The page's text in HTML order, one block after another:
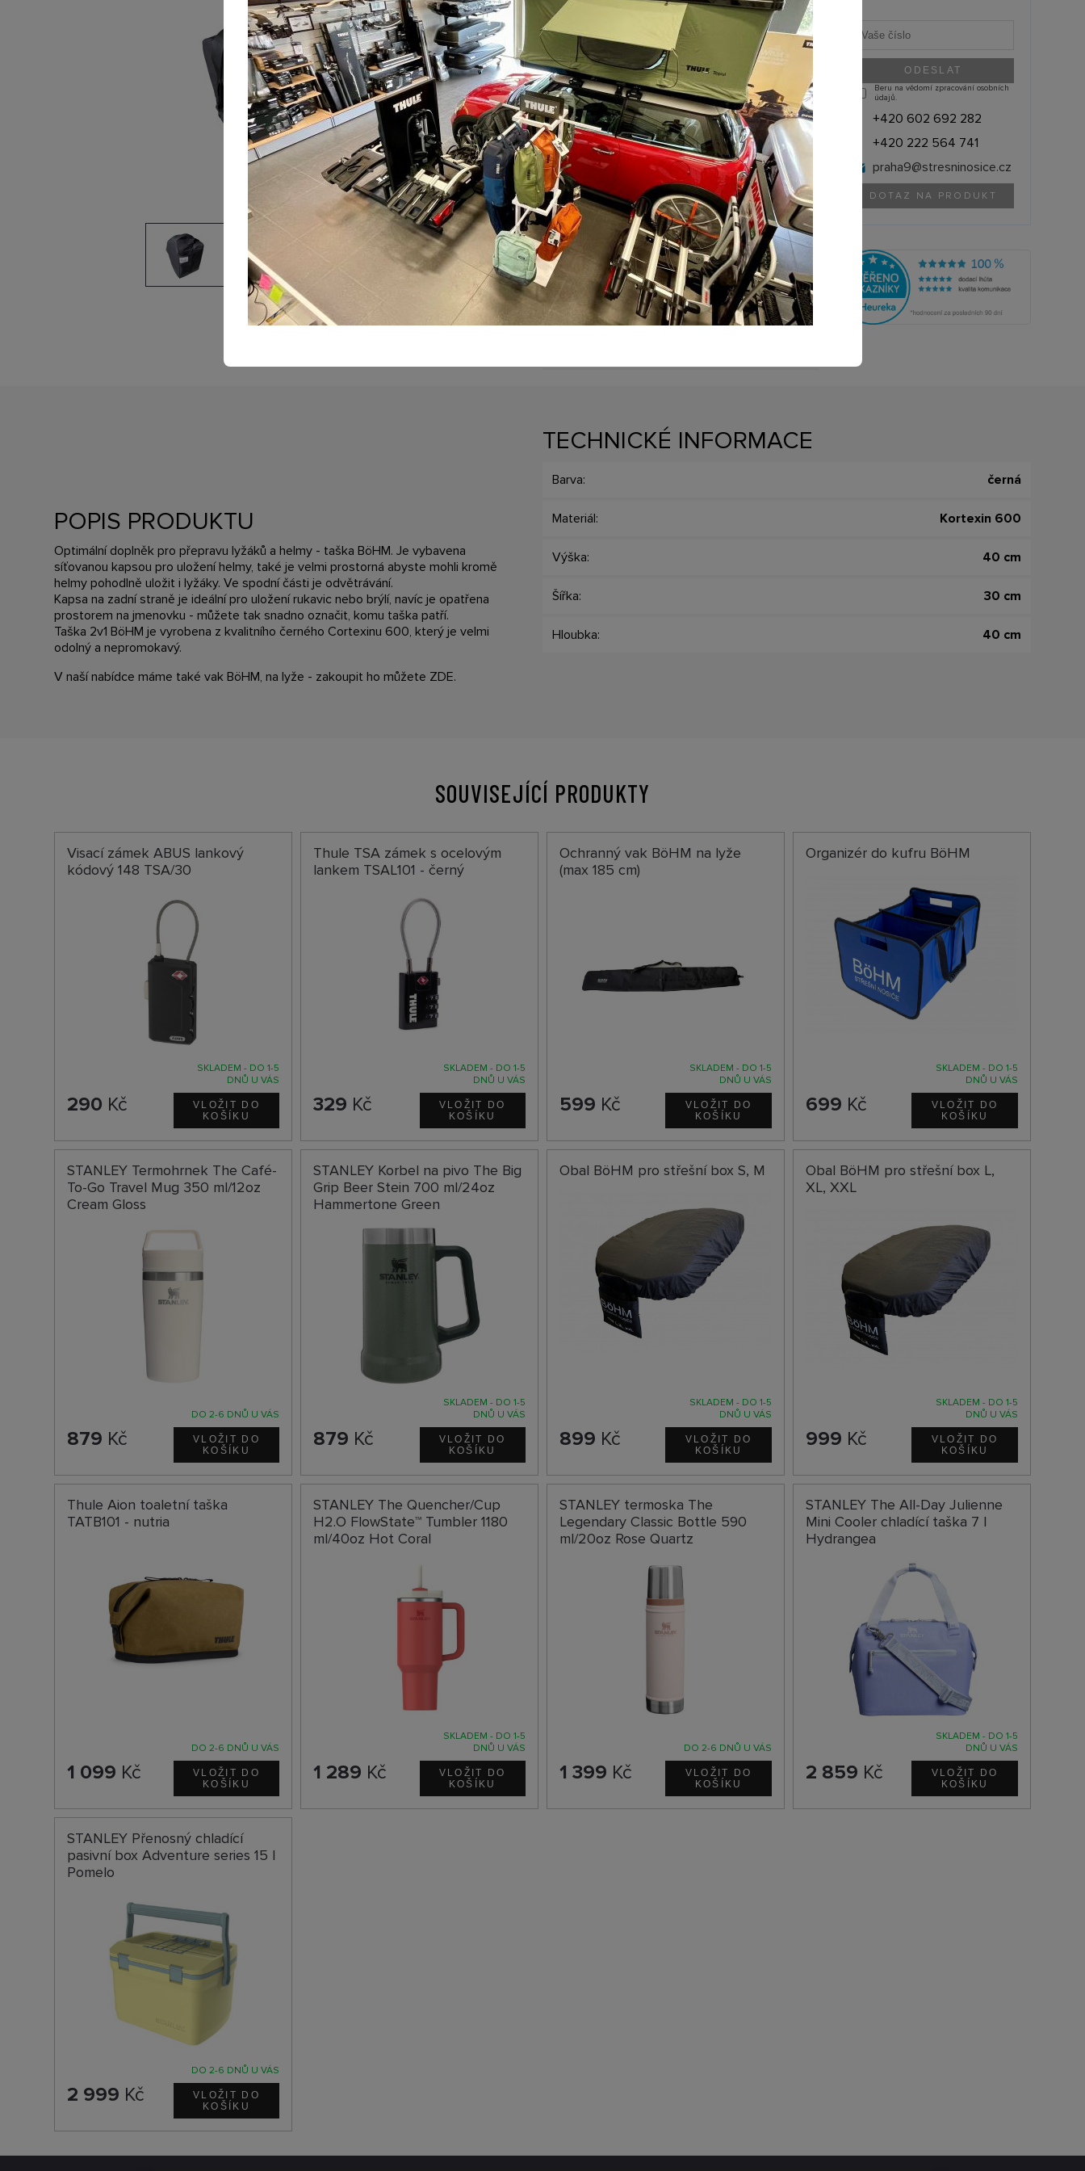
SKLADEM - DO 1-5 DNŮ U VÁS
– +
Beru na vědomí zpracování osobních
údajů.
+420 602 692 282
+420 222 564 741
praha9@stresninosice.cz
DOTAZ NA PRODUKT
Výrobce: BöHM (ČR)
Kód produktu: BBH001
POPIS PRODUKTU
Optimální doplněk pro přepravu lyžáků a helmy - taška BöHM. Je vybavena
síťovanou kapsou pro uložení helmy, také je velmi prostorná abyste mohli kromě
helmy pohodlně uložit i lyžáky. Ve spodní části je odvětrávání.
Kapsa na zadní straně je ideální pro uložení rukavic nebo brýlí, navíc je opatřena
prostorem na jmenovku - můžete tak snadno označit, komu taška patří.
Taška 2v1 BöHM je vyrobena z kvalitního černého Cortexinu 600, který je velmi
odolný a nepromokavý.
V naší nabídce máme také vak BöHM, na lyže - zakoupit ho můžete ZDE.
TECHNICKÉ INFORMACE
Barva: černá
Materiál: Kortexin 600
Výška: 40 cm
Šířka: 30 cm
Hloubka: 40 cm
SOUVISEJÍCÍ PRODUKTY
Visací zámek ABUS lankový
kódový 148 TSA/30
SKLADEM - DO 1-5
DNŮ U VÁS
290 Kč
Thule TSA zámek s ocelovým
lankem TSAL101 - černý
SKLADEM - DO 1-5
DNŮ U VÁS
329 Kč
Ochranný vak BöHM na lyže
(max 185 cm)
SKLADEM - DO 1-5
DNŮ U VÁS
599 Kč
Organizér do kufru BöHM
SKLADEM - DO 1-5
DNŮ U VÁS
699 Kč
STANLEY Termohrnek The Café-
To-Go Travel Mug 350 ml/12oz
Cream Gloss
DO 2-6 DNŮ U VÁS
879 Kč
STANLEY Korbel na pivo The Big
Grip Beer Stein 700 ml/24oz
Hammertone Green
SKLADEM - DO 1-5
DNŮ U VÁS
879 Kč
Obal BöHM pro střešní box S, M
SKLADEM - DO 1-5
DNŮ U VÁS
899 Kč
Obal BöHM pro střešní box L,
XL, XXL
SKLADEM - DO 1-5
DNŮ U VÁS
999 Kč
Thule Aion toaletní taška
TATB101 - nutria
DO 2-6 DNŮ U VÁS
1 099 Kč
STANLEY The Quencher/Cup
H2.O FlowState™ Tumbler 1180
ml/40oz Hot Coral
SKLADEM - DO 1-5
DNŮ U VÁS
1 289 Kč
STANLEY termoska The
Legendary Classic Bottle 590
ml/20oz Rose Quartz
DO 2-6 DNŮ U VÁS
1 399 Kč
STANLEY The All-Day Julienne
Mini Cooler chladící taška 7 l
Hydrangea
SKLADEM - DO 1-5
DNŮ U VÁS
2 859 Kč
STANLEY Přenosný chladící
pasivní box Adventure series 15 l
Pomelo
DO 2-6 DNŮ U VÁS
2 999 Kč